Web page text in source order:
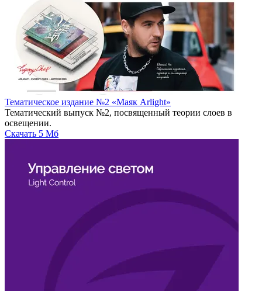
Тематическое издание №2 «Маяк Arlight»
Тематический выпуск №2, посвященный теории слоев в
освещении.
Скачать 5 Мб